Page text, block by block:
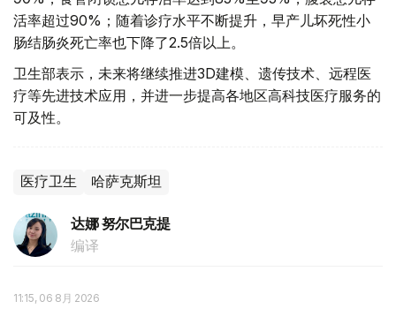
活率超过90%；随着诊疗水平不断提升，早产儿坏死性小
肠结肠炎死亡率也下降了2.5倍以上。
卫生部表示，未来将继续推进3D建模、遗传技术、远程医
疗等先进技术应用，并进一步提高各地区高科技医疗服务的
可及性。
医疗卫生 哈萨克斯坦
达娜 努尔巴克提
编译
11:15, 06 8月 2026